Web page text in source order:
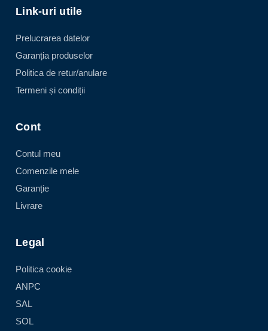
Link-uri utile
Prelucrarea datelor
Garanția produselor
Politica de retur/anulare
Termeni și condiții
Cont
Contul meu
Comenzile mele
Garanție
Livrare
Legal
Politica cookie
ANPC
SAL
SOL